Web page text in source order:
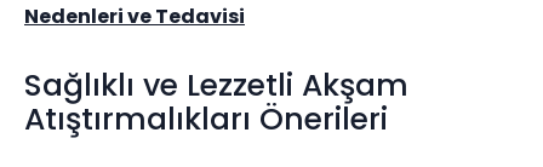
Nedenleri ve Tedavisi
Sağlıklı ve Lezzetli Akşam
Atıştırmalıkları Önerileri